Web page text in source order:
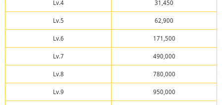
Lv.4 31,450
Lv.5 62,900
Lv.6 171,500
Lv.7 490,000
Lv.8 780,000
Lv.9 950,000